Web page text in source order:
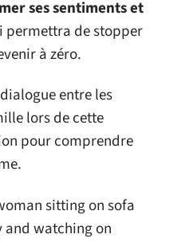
ses sentiments et
permettra de stopper
à zéro.
entre les
lors de cette
pour comprendre